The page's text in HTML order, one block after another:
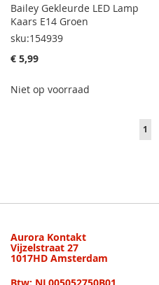
Bailey Gekleurde LED Lamp
Kaars E14 Groen
sku:154939
€ 5,99
Niet op voorraad
U1
Aurora Kontakt
Vijzelstraat 27
1017HD Amsterdam